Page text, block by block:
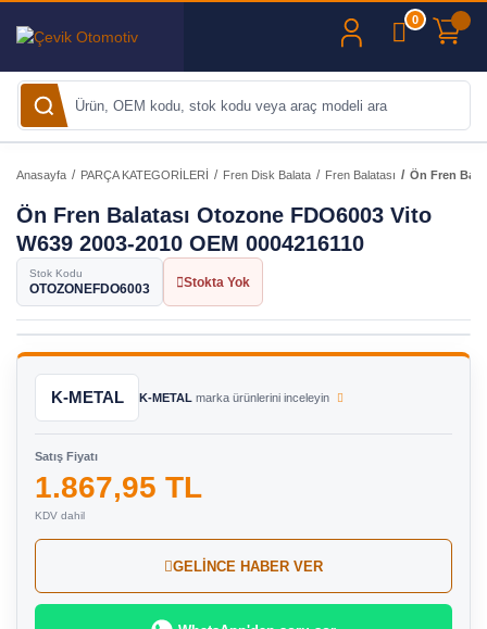
0
Anasayfa PARÇA KATEGORİLERİ Fren Disk Balata Fren Balatası Ön Fren
Ön Fren Balatası Otozone FDO6003 Vito
W639 2003-2010 OEM 0004216110
Stok Kodu
OTOZONEFDO6003 Stokta Yok
K-METAL K-METAL marka ürünlerini inceleyin
Satış Fiyatı
1.867,95 TL
KDV dahil
GELİNCE HABER VER